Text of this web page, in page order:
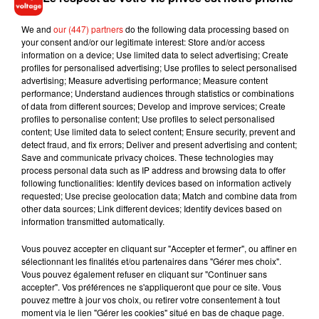
19 janvier 2022
Robin Schulz & Dennis
Lloyd - Young Right Now
1 2 3 4 5 6
Musique
We and our (447) partnersdo the following data processing based on
your consent and/or our legitimate interest: Store and/or access
information on a device; Use limited data to select advertising; Create
profiles for personalised advertising; Use profiles to select personalised
advertising; Measure advertising performance; Measure content
performance; Understand audiences through statistics or combinations
of data from different sources; Develop and improve services; Create
profiles to personalise content; Use profiles to select personalised
content; Use limited data to select content; Ensure security, prevent and
detect fraud, and fix errors; Deliver and present advertising and content;
Save and communicate privacy choices. These technologies may
process personal data such as IP address and browsing data to offer
following functionalities: Identify devices based on information actively
requested; Use precise geolocation data; Match and combine data from
other data sources; Link different devices; Identify devices based on
information transmitted automatically.
Vous pouvez accepter en cliquant sur "Accepter et fermer", ou affiner en
sélectionnant les finalités et/ou partenaires dans "Gérer mes choix".
Vous pouvez également refuser en cliquant sur "Continuer sans
accepter". Vos préférences ne s'appliqueront que pour ce site. Vous
pouvez mettre à jour vos choix, ou retirer votre consentement à tout
moment via le lien "Gérer les cookies" situé en bas de chaque page.